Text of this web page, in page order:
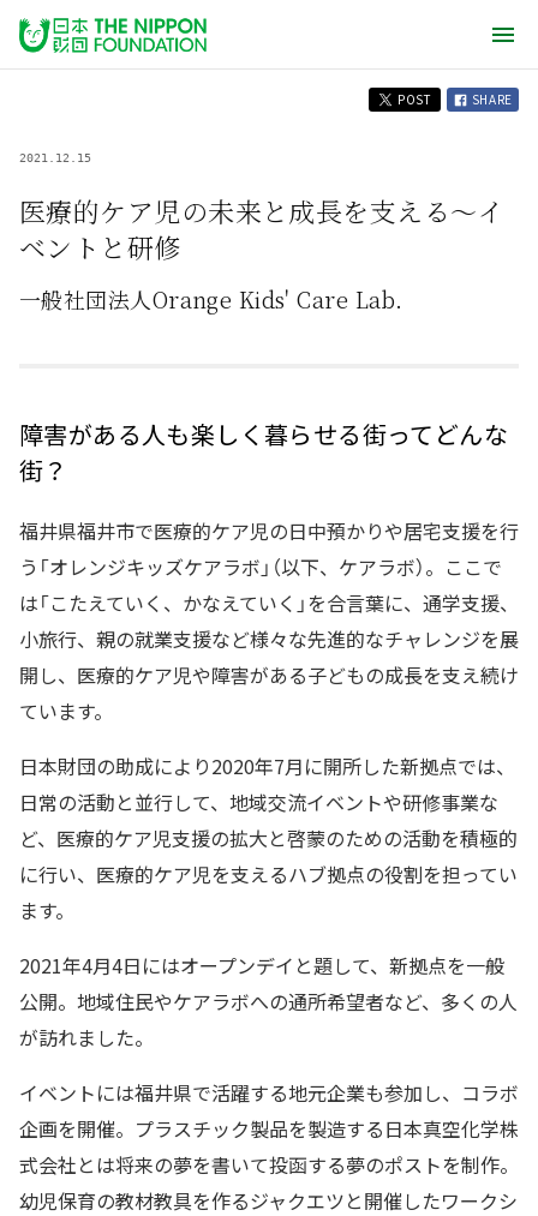
POST SHARE
2021.12.15
医療的ケア児の未来と成長を支える～イ
ベントと研修
一般社団法人Orange Kids' Care Lab.
障害がある人も楽しく暮らせる街ってどんな
街？
福井県福井市で医療的ケア児の日中預かりや居宅支援を行
う「オレンジキッズケアラボ」（以下、ケアラボ）。ここで
は「こたえていく、かなえていく」を合言葉に、通学支援、
小旅行、親の就業支援など様々な先進的なチャレンジを展
開し、医療的ケア児や障害がある子どもの成長を支え続け
ています。
日本財団の助成により2020年7月に開所した新拠点では、
日常の活動と並行して、地域交流イベントや研修事業な
ど、医療的ケア児支援の拡大と啓蒙のための活動を積極的
に行い、医療的ケア児を支えるハブ拠点の役割を担ってい
ます。
2021年4月4日にはオープンデイと題して、新拠点を一般
公開。地域住民やケアラボへの通所希望者など、多くの人
が訪れました。
イベントには福井県で活躍する地元企業も参加し、コラボ
企画を開催。プラスチック製品を製造する日本真空化学株
式会社とは将来の夢を書いて投函する夢のポストを制作。
幼児保育の教材教具を作るジャクエツと開催したワークシ